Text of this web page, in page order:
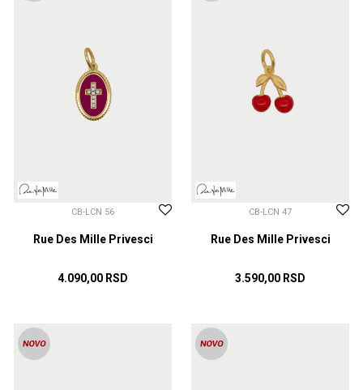
CB-LCN 56
Rue Des Mille Privesci
4.090,00 RSD
CB-LCN 47
Rue Des Mille Privesci
3.590,00 RSD